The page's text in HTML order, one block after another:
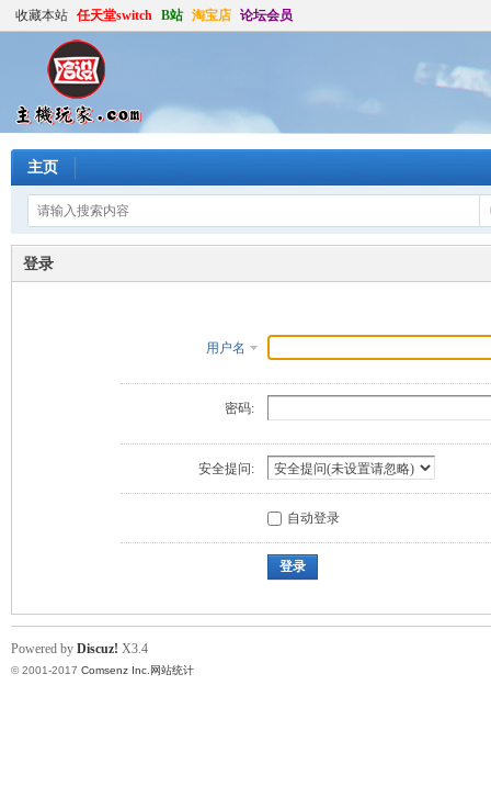
收藏本站 任天堂switch B站 淘宝店 论坛会员
主页
登录
用户名
密码:
安全提问:
自动登录
登录
Powered by Discuz! X3.4
© 2001-2017 Comsenz Inc. 网站统计